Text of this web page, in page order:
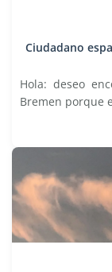
Ciudadano
Hola: deseo
Bremen porque